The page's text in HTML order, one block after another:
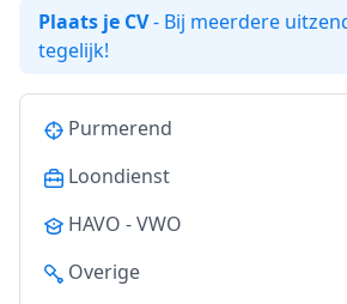
Plaats je CV- Bij meerdere
tegelijk!
Purmerend
Loondienst
HAVO - VWO
Overige